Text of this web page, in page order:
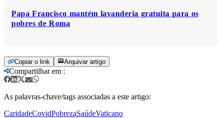
Papa Francisco mantém lavanderia gratuita para os
pobres de Roma
Copiar o link Arquivar artigo
Compartilhar em :
As palavras-chave/tags associadas a este artigo:
CaridadeCovidPobrezaSaúdeVaticano